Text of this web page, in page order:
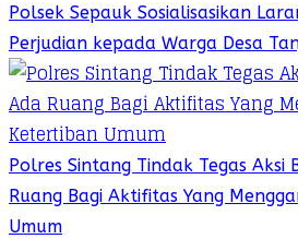
Polsek Sepauk Sosialisasikan
Perjudian kepada Warga Desa
Polres Sintang Tindak Tegas Aksi
Ruang Bagi Aktifitas Yang
Umum